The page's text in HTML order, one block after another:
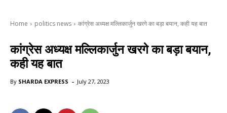
Home politics news कांग्रेस अध्यक्ष मल्लिकार्जुन खरगे का बड़ा बयान, कही यह बात
कांग्रेस अध्यक्ष मल्लिकार्जुन खरगे का बड़ा बयान,
कही यह बात
By SHARDA EXPRESS - July 27, 2023